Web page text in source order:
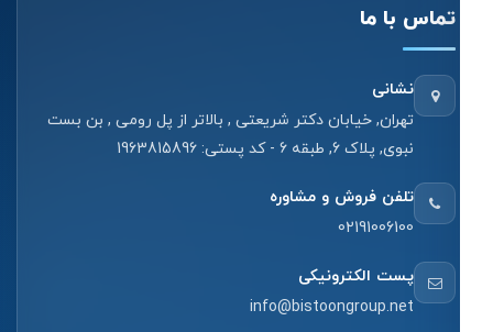
تماس با ما
نشانی
تهران, خیابان دکتر شریعتی , بالاتر از پل رومی , بن بست
نبوی, پلاک 6, طبقه 6 - کد پستی: 1963815896
تلفن فروش و مشاوره
02191006100
پست الکترونیکی
info@bistoongroup.net